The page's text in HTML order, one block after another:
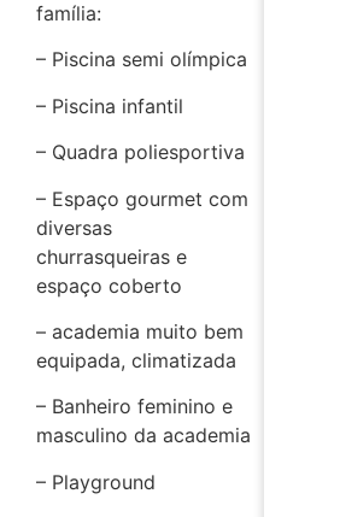
família:
– Piscina semi olímpica
– Piscina infantil
– Quadra poliesportiva
– Espaço gourmet com
diversas
churrasqueiras e
espaço coberto
– academia muito bem
equipada, climatizada
– Banheiro feminino e
masculino da academia
– Playground